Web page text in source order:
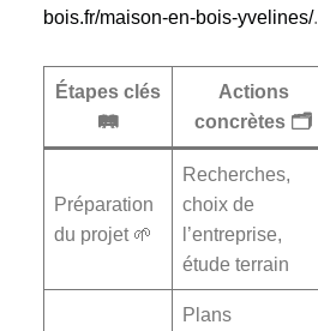
bois.fr/maison-en-bois-yvelines/.
Étapes clés
🛤️
Actions
concrètes 🗂️
Préparation
du projet 🌱
Recherches,
choix de
l’entreprise,
étude terrain
Plans